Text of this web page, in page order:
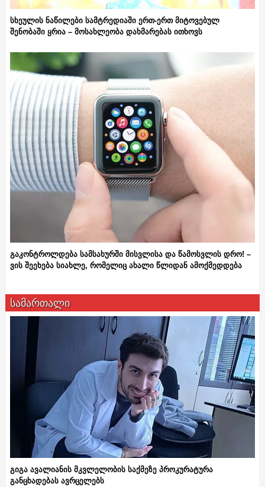
სხეულის ნაწილები სამტრედიაში ერთ-ერთ მიტოვებულ
შენობაში ყრია – მოსახლეობა დახმარებას ითხოვს
გაკონტროლდება სამსახურში მისვლისა და წამოსვლის დრო! –
ვის შეეხება სიახლე, რომელიც ახალი წლიდან ამოქმედდება
სამართალი
გიგა ავალიანის მკვლელობის საქმეზე პროკურატურა
განცხადებას ავრცელებს